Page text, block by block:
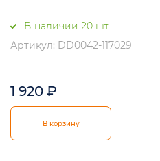
В наличии 20 шт.
Артикул: DD0042-117029
1 920 ₽
В корзину